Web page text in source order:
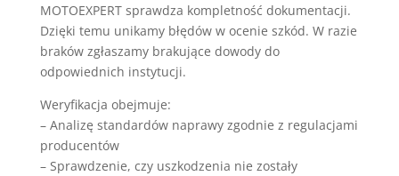
MOTOEXPERT sprawdza kompletność dokumentacji.
Dzięki temu unikamy błędów w ocenie szkód. W razie
braków zgłaszamy brakujące dowody do
odpowiednich instytucji.
Weryfikacja obejmuje:
– Analizę standardów naprawy zgodnie z regulacjami
producentów
– Sprawdzenie, czy uszkodzenia nie zostały